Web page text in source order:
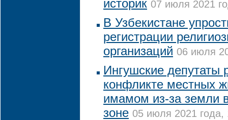
историк 07 июля 2021
В Узбекистане
регистрации
организаций 06 июля
Ингушские депутаты
конфликте местных
имамом из-за земли
зоне 05 июля 2021 года,